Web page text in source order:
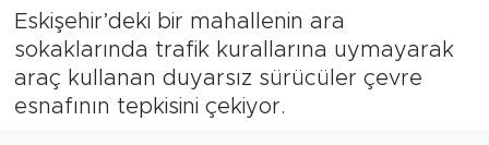
Eskişehir’deki bir mahallenin ara
sokaklarında trafik kurallarına uymayarak
araç kullanan duyarsız sürücüler çevre
esnafının tepkisini çekiyor.
Ekonomi
Eğitim
Son Dakika Haberleri
Haber Arşivi